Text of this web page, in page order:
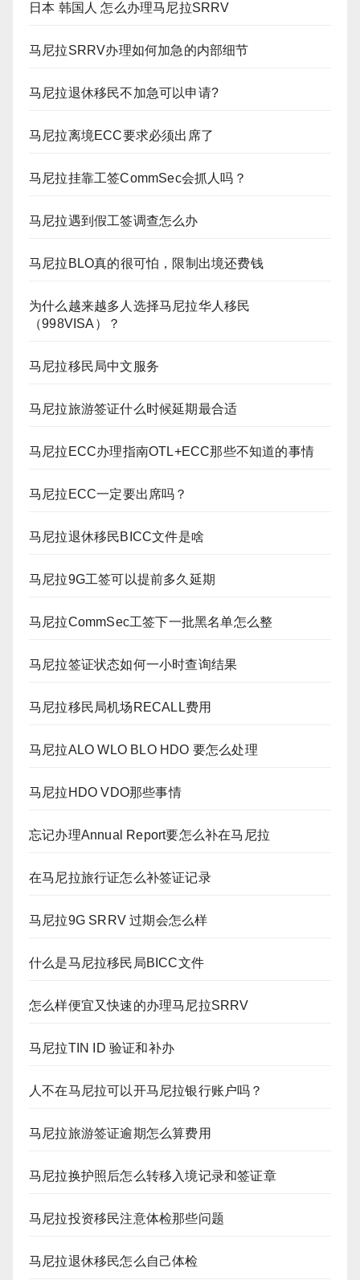
日本 韩国人 怎么办理马尼拉SRRV
马尼拉SRRV办理如何加急的内部细节
马尼拉退休移民不加急可以申请?
马尼拉离境ECC要求必须出席了
马尼拉挂靠工签CommSec会抓人吗？
马尼拉遇到假工签调查怎么办
马尼拉BLO真的很可怕，限制出境还费钱
为什么越来越多人选择马尼拉华人移民
（998VISA）？
马尼拉移民局中文服务
马尼拉旅游签证什么时候延期最合适
马尼拉ECC办理指南OTL+ECC那些不知道的事情
马尼拉ECC一定要出席吗？
马尼拉退休移民BICC文件是啥
马尼拉9G工签可以提前多久延期
马尼拉CommSec工签下一批黑名单怎么整
马尼拉签证状态如何一小时查询结果
马尼拉移民局机场RECALL费用
马尼拉ALO WLO BLO HDO 要怎么处理
马尼拉HDO VDO那些事情
忘记办理Annual Report要怎么补在马尼拉
在马尼拉旅行证怎么补签证记录
马尼拉9G SRRV 过期会怎么样
什么是马尼拉移民局BICC文件
怎么样便宜又快速的办理马尼拉SRRV
马尼拉TIN ID 验证和补办
人不在马尼拉可以开马尼拉银行账户吗？
马尼拉旅游签证逾期怎么算费用
马尼拉换护照后怎么转移入境记录和签证章
马尼拉投资移民注意体检那些问题
马尼拉退休移民怎么自己体检